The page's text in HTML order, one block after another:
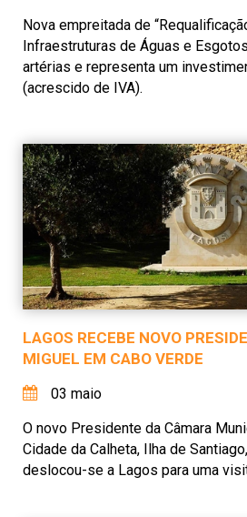
Nova empreitada de
Infraestruturas de Águas e
artérias e representa um
(acrescido de IVA).
LAGOS RECEBE NOVO
MIGUEL EM CABO VERDE
03 maio
O novo Presidente da Câmara
Cidade da Calheta, Ilha de
deslocou-se a Lagos para uma